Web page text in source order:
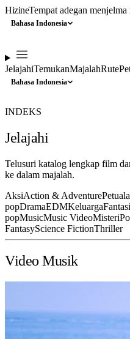
HizineTempat adegan
Bahasa Indonesia
JelajahiTemukanMajalahRute
Bahasa Indonesia
INDEKS
Jelajahi
Telusuri katalog lengkap film
ke dalam majalah.
AksiAction & Adventure
popDramaEDMKeluargaFantasi
popMusicMusic VideoMisteri
FantasyScience FictionThriller
Video Musik